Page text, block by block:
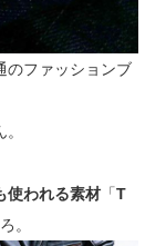
のファッションブ
使われる素材「T
。